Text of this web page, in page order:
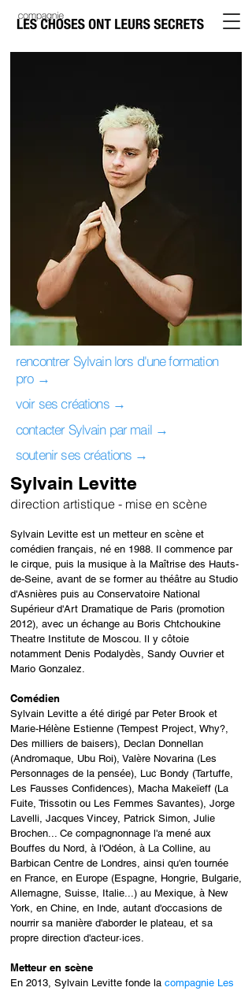
rencontrer Sylvain lors d'une formation
pro →
voir ses créations →
contacter Sylvain par mail →
soutenir ses créations →
Sylvain Levitte
direction artistique - mise en scène
Sylvain Levitte est un metteur en scène et
comédien français, né en 1988. Il commence par
le cirque, puis la musique à la Maîtrise des Hauts-
de-Seine, avant de se former au théâtre au Studio
d'Asnières puis au Conservatoire National
Supérieur d'Art Dramatique de Paris (promotion
2012), avec un échange au Boris Chtchoukine
Theatre Institute de Moscou. Il y côtoie
notamment Denis Podalydès, Sandy Ouvrier et
Mario Gonzalez.
Comédien
Sylvain Levitte a été dirigé par Peter Brook et
Marie-Hélène Estienne (Tempest Project, Why?,
Des milliers de baisers), Declan Donnellan
(Andromaque, Ubu Roi), Valère Novarina (Les
Personnages de la pensée), Luc Bondy (Tartuffe,
Les Fausses Confidences), Macha Makeïeff (La
Fuite, Trissotin ou Les Femmes Savantes), Jorge
Lavelli, Jacques Vincey, Patrick Simon, Julie
Brochen... Ce compagnonnage l'a mené aux
Bouffes du Nord, à l'Odéon, à La Colline, au
Barbican Centre de Londres, ainsi qu'en tournée
en France, en Europe (Espagne, Hongrie, Bulgarie,
Allemagne, Suisse, Italie...) au Mexique, à New
York, en Chine, en Inde, autant d'occasions de
nourrir sa manière d'aborder le plateau, et sa
propre direction d'acteur·ices.
Metteur en scène
En 2013, Sylvain Levitte fonde la compagnie Les